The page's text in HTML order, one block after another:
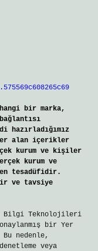
bir marka,
hazırladığımız
alan içerikler
kurum ve kişiler
kurum ve
tesadüfidir.
ve tavsiye
Bilgi Teknolojileri
bir Yer
nedenle,
veya